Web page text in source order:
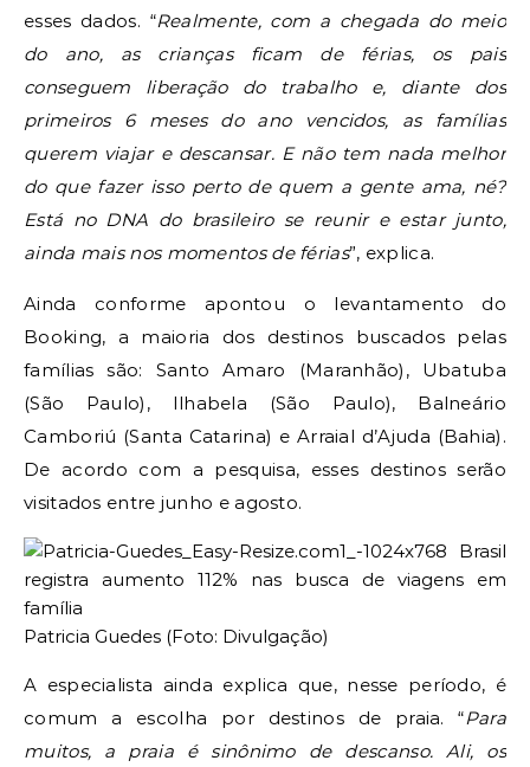
esses dados. “Realmente, com a chegada do meio
do ano, as crianças ficam de férias, os pais
conseguem liberação do trabalho e, diante dos
primeiros 6 meses do ano vencidos, as famílias
querem viajar e descansar. E não tem nada melhor
do que fazer isso perto de quem a gente ama, né?
Está no DNA do brasileiro se reunir e estar junto,
ainda mais nos momentos de férias”, explica.
Ainda conforme apontou o levantamento do
Booking, a maioria dos destinos buscados pelas
famílias são: Santo Amaro (Maranhão), Ubatuba
(São Paulo), Ilhabela (São Paulo), Balneário
Camboriú (Santa Catarina) e Arraial d’Ajuda (Bahia).
De acordo com a pesquisa, esses destinos serão
visitados entre junho e agosto.
Patricia Guedes (Foto: Divulgação)
A especialista ainda explica que, nesse período, é
comum a escolha por destinos de praia. “Para
muitos, a praia é sinônimo de descanso. Ali, os